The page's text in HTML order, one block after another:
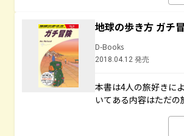
地球の歩き方 ガチ
D-Books
2018.04.12 発売
本書は4人の旅好きに
いてある内容はただの